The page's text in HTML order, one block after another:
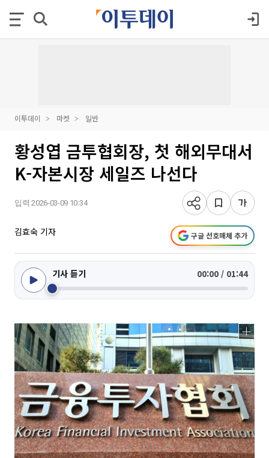
이투데이 마켓 일반
황성엽 금투협회장, 첫 해외무대서
K-자본시장 세일즈 나선다
입력 2026-03-09 10:34
김효숙 기자 구글 선호매체 추가
기사 듣기 00:00 / 01:44